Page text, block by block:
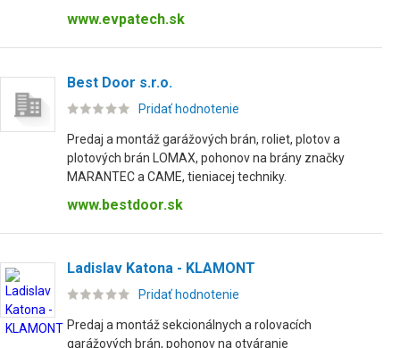
www.evpatech.sk
Best Door s.r.o.
Pridať hodnotenie
Predaj a montáž garážových brán, roliet, plotov a
plotových brán LOMAX, pohonov na brány značky
MARANTEC a CAME, tieniacej techniky.
www.bestdoor.sk
Ladislav Katona - KLAMONT
Pridať hodnotenie
Predaj a montáž sekcionálnych a rolovacích
garážových brán, pohonov na otváranie